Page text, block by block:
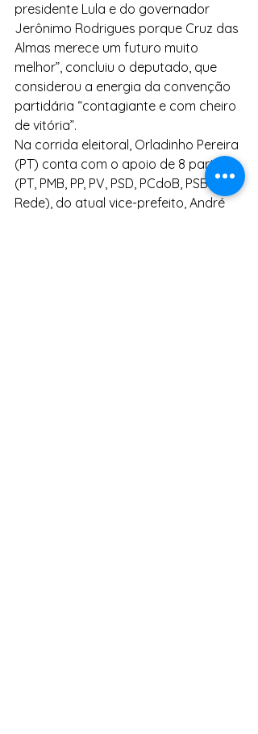
presidente Lula e do governador
Jerônimo Rodrigues porque Cruz das
Almas merece um futuro muito
melhor”, concluiu o deputado, que
considerou a energia da convenção
partidária “contagiante e com cheiro
de vitória”.
Na corrida eleitoral, Orladinho Pereira
(PT) conta com o apoio de 8 partidos
(PT, PMB, PP, PV, PSD, PCdoB, PSB e
Rede), do atual vice-prefeito, André